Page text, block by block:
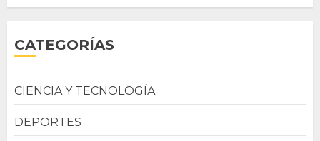
CATEGORÍAS
CIENCIA Y TECNOLOGÍA
DEPORTES